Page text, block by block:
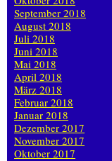
September 2018
August 2018
Juli 2018
Juni 2018
Mai 2018
April 2018
März 2018
Februar 2018
Januar 2018
Dezember 2017
November 2017
Oktober 2017